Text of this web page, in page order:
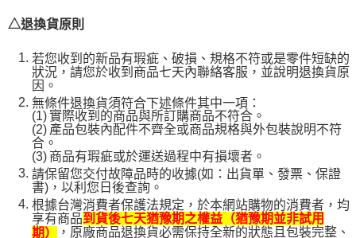
△退換貨原則
若您收到的新品有瑕疵、破損、規格不符或是零件短缺的
狀況，請您於收到商品七天內聯絡客服，並說明退換貨原
因。
無條件退換貨須符合下述條件其中一項：
(1)實際收到的商品與所訂購商品不符合。
(2) 產品包裝內配件不齊全或商品規格與外包裝說明不符
合。
(3) 商品有瑕疵或於運送過程中有損壞者。
請保留您交付故障品時的收據(如：出貨單、發票、保證
書)，以利您日後查詢。
根據台灣消費者保護法規定，於本網站購物的消費者，均
享有商品到貨後七天猶豫期之權益（猶豫期並非試用
期）
，原廠商品退換貨必需保持全新的狀態且包裝完整、